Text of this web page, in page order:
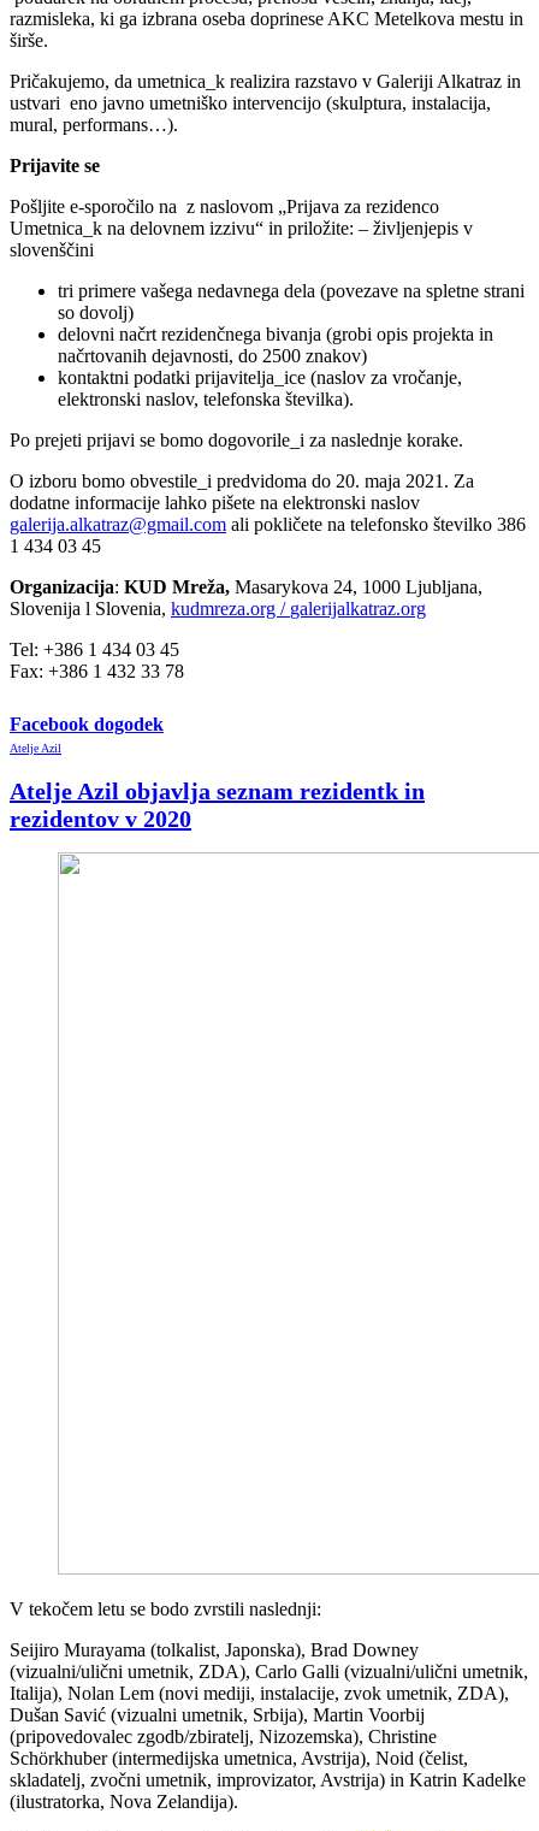
razmisleka, ki ga izbrana oseba doprinese AKC Metelkova mestu in
širše.
Pričakujemo, da umetnica_k realizira razstavo v Galeriji Alkatraz in
ustvari eno javno umetniško intervencijo (skulptura, instalacija,
mural, performans…).
Prijavite se
Pošljite e-sporočilo na z naslovom „Prijava za rezidenco
Umetnica_k na delovnem izzivu“ in priložite: – življenjepis v
slovenščini
tri primere vašega nedavnega dela (povezave na spletne strani
so dovolj)
delovni načrt rezidenčnega bivanja (grobi opis projekta in
načrtovanih dejavnosti, do 2500 znakov)
kontaktni podatki prijavitelja_ice (naslov za vročanje,
elektronski naslov, telefonska številka).
Po prejeti prijavi se bomo dogovorile_i za naslednje korake.
O izboru bomo obvestile_i predvidoma do 20. maja 2021. Za
dodatne informacije lahko pišete na elektronski naslov
galerija.alkatraz@gmail.com ali pokličete na telefonsko številko 386
1 434 03 45
Organizacija: KUD Mreža, Masarykova 24, 1000 Ljubljana,
Slovenija l Slovenia, kudmreza.org / galerijalkatraz.org
Tel: +386 1 434 03 45
Fax: +386 1 432 33 78
Facebook dogodek
Atelje Azil
Atelje Azil objavlja seznam rezidentk in
rezidentov v 2020
V tekočem letu se bodo zvrstili naslednji:
Seijiro Murayama (tolkalist, Japonska), Brad Downey
(vizualni/ulični umetnik, ZDA), Carlo Galli (vizualni/ulični umetnik,
Italija), Nolan Lem (novi mediji, instalacije, zvok umetnik, ZDA),
Dušan Savić (vizualni umetnik, Srbija), Martin Voorbij
(pripovedovalec zgodb/zbiratelj, Nizozemska), Christine
Schörkhuber (intermedijska umetnica, Avstrija), Noid (čelist,
skladatelj, zvočni umetnik, improvizator, Avstrija) in Katrin Kadelke
(ilustratorka, Nova Zelandija).